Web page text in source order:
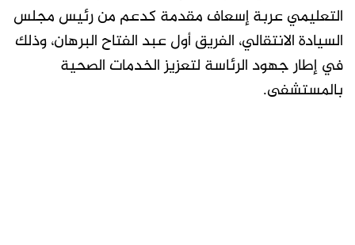
التعليمي عربة إسعاف مقدمة كدعم من رئيس مجلس
السيادة الانتقالي، الفريق أول عبد الفتاح البرهان، وذلك
في إطار جهود الرئاسة لتعزيز الخدمات الصحية
بالمستشفى.